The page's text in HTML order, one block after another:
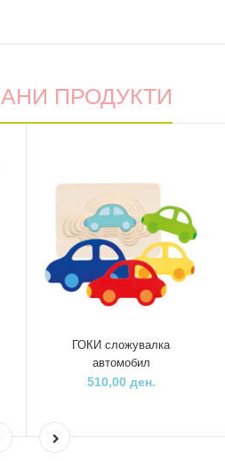
ПРОДУКТИ
ГОКИ сложувалка
автомобил
510,00 ден.